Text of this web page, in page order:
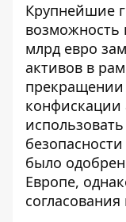
Крупнейшие
возможность
млрд евро
активов в
прекращении
конфискации
было
Европе,